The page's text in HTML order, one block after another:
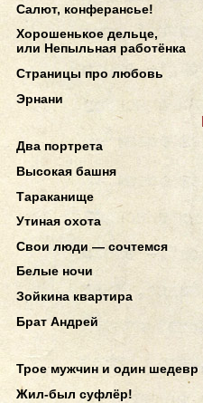
Салют, конферансье!
Хорошенькое дельце,
или Непыльная работёнка
Страницы про любовь
Эрнани
Два портрета
Высокая башня
Тараканище
Утиная охота
Свои люди — сочтемся
Белые ночи
Зойкина квартира
Брат Андрей
Трое мужчин и один шедевр
Жил-был суфлёр!